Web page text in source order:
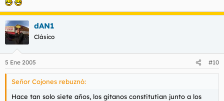
dAN1
Clásico
5 Ene 2005 #10
Señor Cojones rebuznó:
Hace tan solo siete años, los gitanos constitutian junto a los